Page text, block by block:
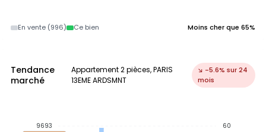
En vente (996) Ce bien Moins cher que 65%
Tendance
marché
Appartement 2 pièces, PARIS
13EME ARDSMNT
↘ -5.6% sur 24
mois
60
9693